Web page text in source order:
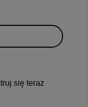
się teraz